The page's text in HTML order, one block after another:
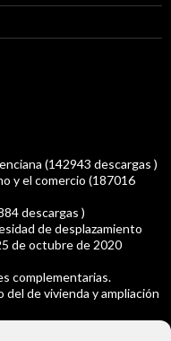
(142943 descargas )
y el comercio (187016
descargas )
de desplazamiento
de octubre de 2020
complementarias.
de vivienda y ampliación
plazo para la presentación